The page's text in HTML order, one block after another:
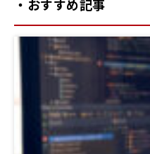
・おすすめ記事